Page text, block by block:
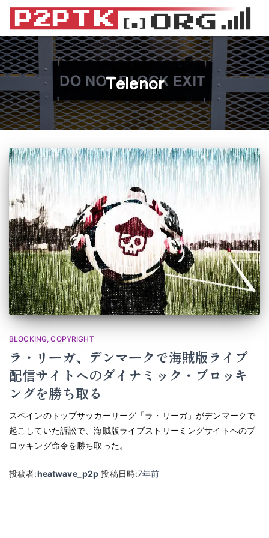
Telenor
BLOCKING COPYRIGHT
ラ・リーガ、デンマークで海賊版ライブ
配信サイトへのダイナミック・ブロッキ
ングを勝ち取る
スペインのトップサッカーリーグ「ラ・リーガ」がデンマークで
起こしていた訴訟で、海賊版ライブストリーミングサイトへのブ
ロッキング命令を勝ち取った。
投稿者:heatwave_p2p 投稿日時:7年前